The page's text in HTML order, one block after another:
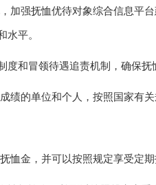
加强抚恤优待对象综合信息平
水平。
和冒领待遇追责机制，确保抚
绩的单位和个人，按照国家有关
恤金，并可以按照规定享受定